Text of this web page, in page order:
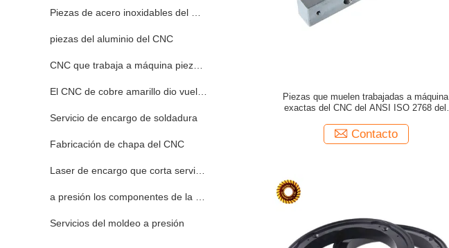
piezas del aluminio del CNC
Servicio de encargo de soldadura
Fabricación de chapa del CNC
Servicios del moldeo a presión
Piezas que muelen trabajadas a máquina
exactas del CNC del ANSI ISO 2768 del
Contacto